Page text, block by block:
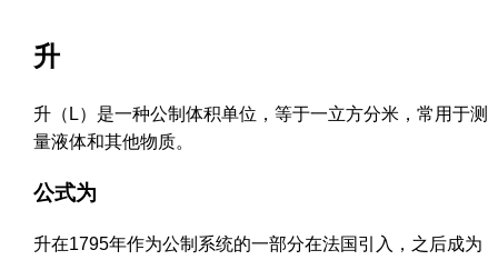
升
升（L）是一种公制体积单位，等于一立方分米，常用于测
量液体和其他物质。
公式为
升在1795年作为公制系统的一部分在法国引入，之后成为